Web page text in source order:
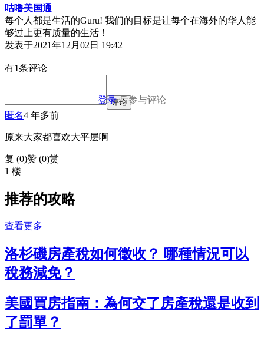
咕噜美国通
每个人都是生活的Guru! 我们的目标是让每个在海外的华人能
够过上更有质量的生活！
发表于2021年12月02日 19:42
有1条评论
登录后参与评论
评论
匿名4 年多前
原来大家都喜欢大平层啊
复 (0)赞 (0)赏
1 楼
推荐的攻略
查看更多
洛杉磯房產稅如何徵收？ 哪種情況可以
稅務減免？
美國買房指南：為何交了房產稅還是收到
了罰單？